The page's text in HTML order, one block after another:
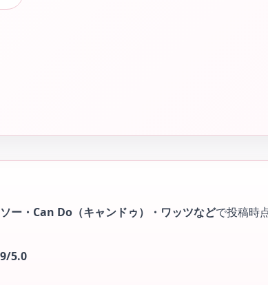
ー・Can Do（キャンドゥ）・ワッツなどで投稿時
5.0